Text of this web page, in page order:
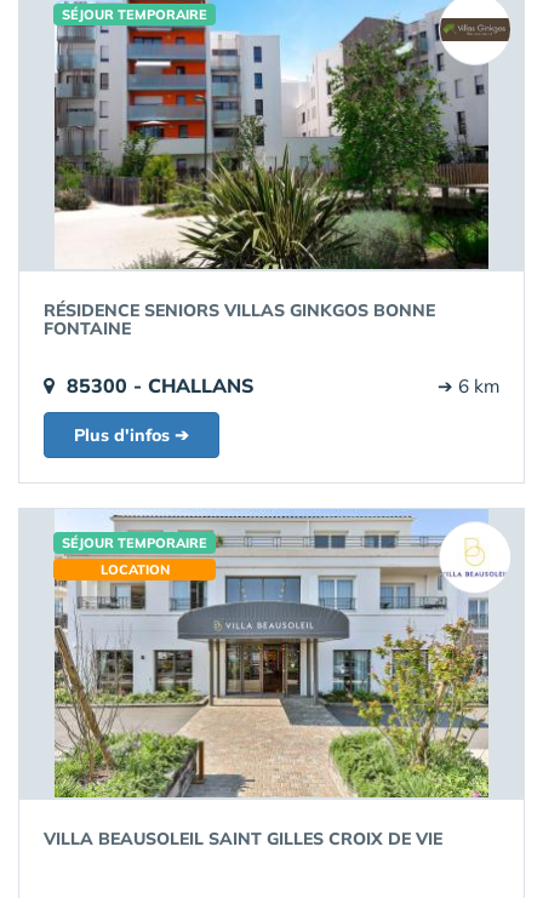
SÉJOUR TEMPORAIRE
RÉSIDENCE SENIORS VILLAS GINKGOS BONNE
FONTAINE
85300 - CHALLANS ➔ 6 km
Plus d'infos ➔
SÉJOUR TEMPORAIRE
LOCATION
VILLA BEAUSOLEIL SAINT GILLES CROIX DE VIE